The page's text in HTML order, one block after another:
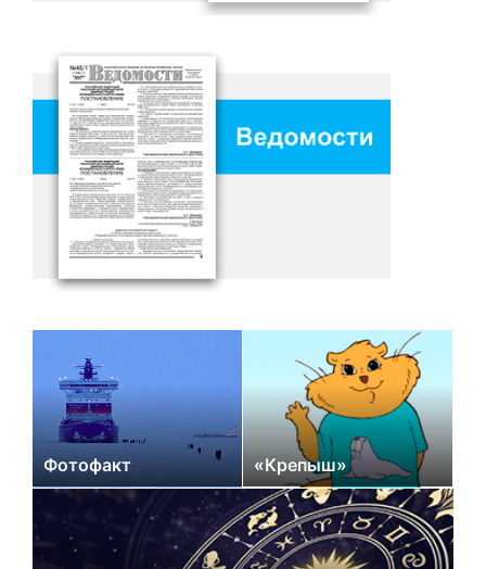
Фотофакт «Крепыш»